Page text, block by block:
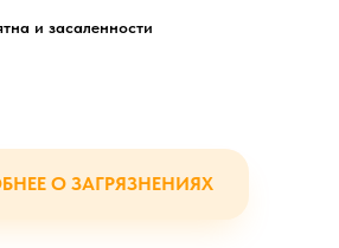
и засаленности
О ЗАГРЯЗНЕНИЯХ